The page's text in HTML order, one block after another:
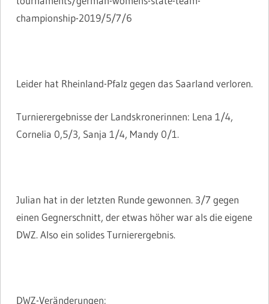
championship-2019/5/7/6
Leider hat Rheinland-Pfalz gegen das Saarland verloren.
Turnierergebnisse der Landskronerinnen: Lena 1/4,
Cornelia 0,5/3, Sanja 1/4, Mandy 0/1.
Julian hat in der letzten Runde gewonnen. 3/7 gegen
einen Gegnerschnitt, der etwas höher war als die eigene
DWZ. Also ein solides Turnierergebnis.
DWZ-Veränderungen: